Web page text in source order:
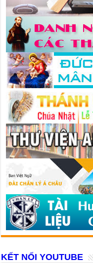
KẾT NỐI YOUTUBE